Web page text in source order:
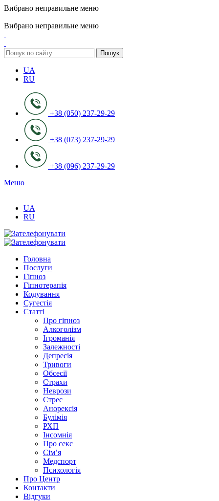
Вибрано неправильне меню
Вибрано неправильне меню
Пошук
UA
RU
+38 (050) 237-29-29
+38 (073) 237-29-29
+38 (096) 237-29-29
Меню
UA
RU
Головна
Послуги
Гіпноз
Гіпнотерапія
Кодування
Сугестія
Статті
Про гіпноз
Алкоголізм
Ігроманія
Залежності
Депресія
Тривоги
Обсесії
Страхи
Неврози
Стрес
Анорексія
Булімія
РХП
Інсомнія
Про секс
Сім’я
Медспорт
Психологія
Про Центр
Контакти
Відгуки